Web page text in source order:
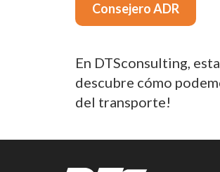
Consejero ADR
En DTSconsulting,
descubre cómo
del transporte!